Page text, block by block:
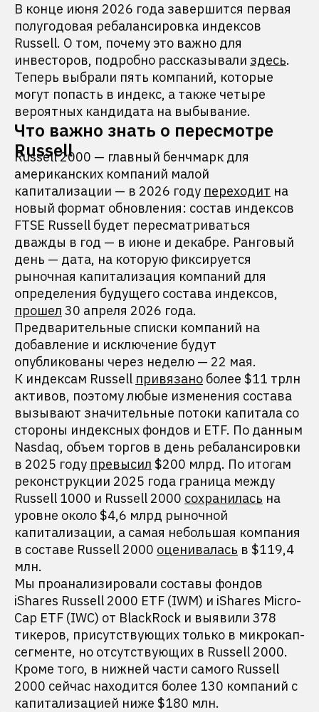
В конце июня 2026 года завершится первая
полугодовая ребалансировка индексов
Russell. О том, почему это важно для
инвесторов, подробно рассказывали здесь.
Теперь выбрали пять компаний, которые
могут попасть в индекс, а также четыре
вероятных кандидата на выбывание.
Что важно знать о пересмотре
Russell
Russell 2000 — главный бенчмарк для
американских компаний малой
капитализации — в 2026 году переходит на
новый формат обновления: состав индексов
FTSE Russell будет пересматриваться
дважды в год — в июне и декабре. Ранговый
день — дата, на которую фиксируется
рыночная капитализация компаний для
определения будущего состава индексов,
прошел 30 апреля 2026 года.
Предварительные списки компаний на
добавление и исключение будут
опубликованы через неделю — 22 мая.
К индексам Russell привязано более $11 трлн
активов, поэтому любые изменения состава
вызывают значительные потоки капитала со
стороны индексных фондов и ETF. По данным
Nasdaq, объем торгов в день ребалансировки
в 2025 году превысил $200 млрд. По итогам
реконструкции 2025 года граница между
Russell 1000 и Russell 2000 сохранилась на
уровне около $4,6 млрд рыночной
капитализации, а самая небольшая компания
в составе Russell 2000 оценивалась в $119,4
млн.
Мы проанализировали составы фондов
iShares Russell 2000 ETF (IWM) и iShares Micro-
Cap ETF (IWC) от BlackRock и выявили 378
тикеров, присутствующих только в микрокап-
сегменте, но отсутствующих в Russell 2000.
Кроме того, в нижней части самого Russell
2000 сейчас находится более 130 компаний с
капитализацией ниже $180 млн.